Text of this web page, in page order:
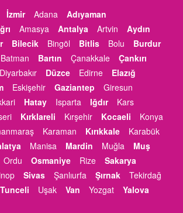
İzmir Adana
Adıyaman
Amasya Antalya Artvin
Aydın
Bilecik Bingöl Bitlis Bolu
Burdur
Batman Bartın Çanakkale
Çankırı
Diyarbakır Düzce Edirne
Elazığ
Eskişehir Gaziantep
Giresun
Hatay Isparta Iğdır
Kars
Kırklareli Kırşehir Kocaeli
Konya
Karaman Kırıkkale
Karabük
Manisa Mardin Muğla
Muş
Ordu Osmaniye Rize
Sakarya
Sivas Şanlıurfa Şırnak
Tekirdağ
Tunceli Uşak Van Yozgat
Yalova